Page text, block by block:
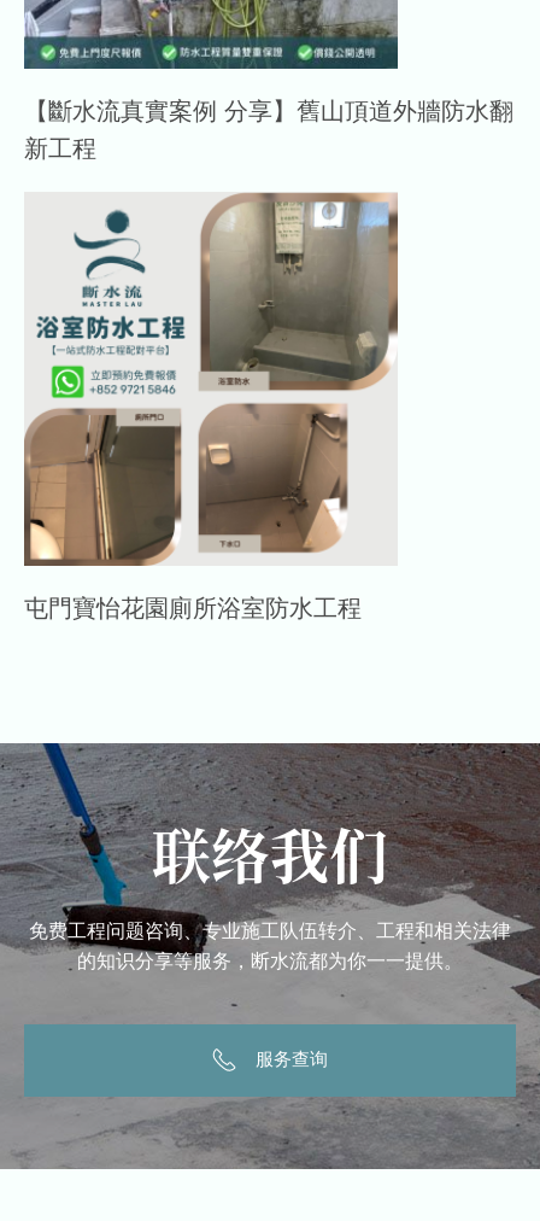
【斷水流真實案例 分享】舊山頂道外牆防水翻
新工程
屯門寶怡花園廁所浴室防水工程
联络我们
免费工程问题咨询、专业施工队伍转介、工程和相关法律
的知识分享等服务，断水流都为你一一提供。
服务查询